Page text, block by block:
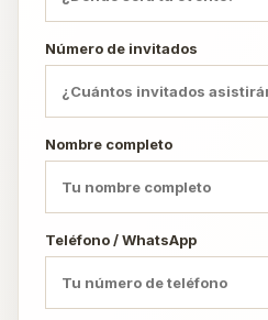
Número de invitados
Nombre completo
Teléfono / WhatsApp